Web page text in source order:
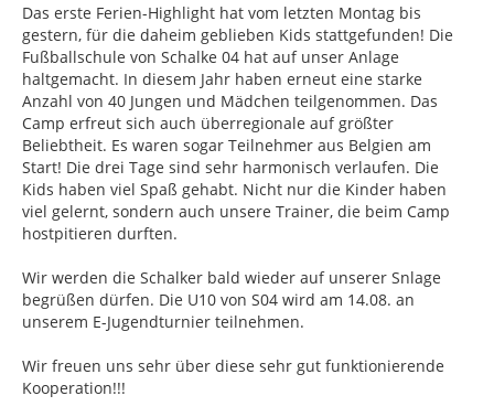
Das erste Ferien-Highlight hat vom letzten Montag bis
gestern, für die daheim geblieben Kids stattgefunden! Die
Fußballschule von Schalke 04 hat auf unser Anlage
haltgemacht. In diesem Jahr haben erneut eine starke
Anzahl von 40 Jungen und Mädchen teilgenommen. Das
Camp erfreut sich auch überregionale auf größter
Beliebtheit. Es waren sogar Teilnehmer aus Belgien am
Start! Die drei Tage sind sehr harmonisch verlaufen. Die
Kids haben viel Spaß gehabt. Nicht nur die Kinder haben
viel gelernt, sondern auch unsere Trainer, die beim Camp
hostpitieren durften.
Wir werden die Schalker bald wieder auf unserer Snlage
begrüßen dürfen. Die U10 von S04 wird am 14.08. an
unserem E-Jugendturnier teilnehmen.
Wir freuen uns sehr über diese sehr gut funktionierende
Kooperation!!!